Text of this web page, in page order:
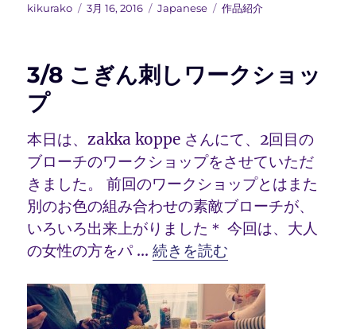
投
kikurako
投
3月 16, 2016
カ
ー
Japanese
タ
作品紹介
3/8 こぎん刺しワークショッ
プ
本日は、zakka koppe さんにて、2回目の
ブローチのワークショップをさせていただ
きました。 前回のワークショップとはまた
別のお色の組み合わせの素敵ブローチが、
いろいろ出来上がりました＊ 今回は、大人
の女性の方をパ …“3/8 こぎん刺しワークショ
続きを読む